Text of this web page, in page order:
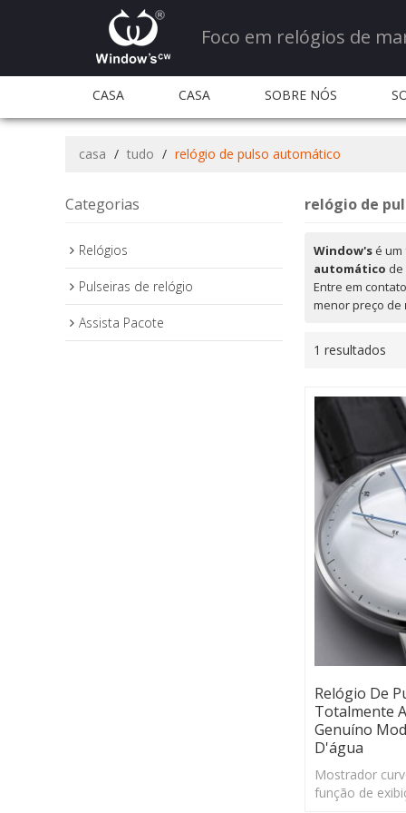
Foco em relógios de
CASA CASA SOBRE NÓS
casa / tudo / relógio de pulso automático
Categorias
Relógios
Pulseiras de relógio
Assista Pacote
relógio de
Window's é
automático
Entre em
menor preço de
1 resultados
Relógio De
Totalmente
Genuíno
D'água
Mostrador
função de